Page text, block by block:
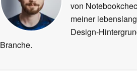
von
meiner
Design-
Branche.